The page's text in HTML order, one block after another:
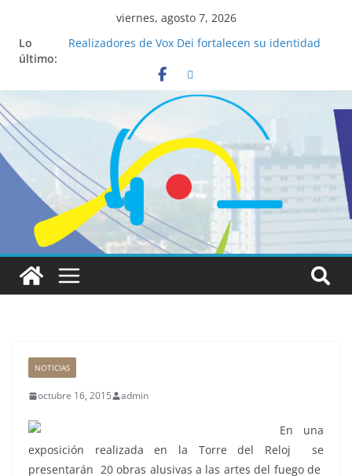
viernes, agosto 7, 2026
Lo
último:
Realizadores de Vox Dei fortalecen su identidad
La ciencia desvela los 5 secretos que tiene
fácilmente un católico para convertirse en
“Superancianos”
Pop Up Market atrae a cientos de visitantes y
dinamiza la economía local
Salud mental a la mesa: la importancia de
hablarlo en familia
Lo que tienen en común la nueva Película Toy
Story 5 y el Papa León XIV
NOTICIAS
octubre 16, 2015 admin
En una
exposición realizada en la Torre del Reloj se
presentarán 20 obras alusivas a las artes del fuego de